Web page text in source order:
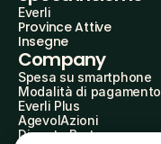
Everli
Province Attive
Insegne
Company
Spesa su smartphone
Modalità di pagamento
Everli Plus
AgevolAzioni
Diventa Partner